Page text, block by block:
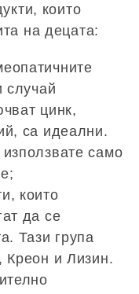
които
на децата:
случай
цинк,
са идеални.
само
които
да се
Тази група
Креон и Лизин.